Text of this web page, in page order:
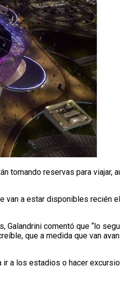
tomando reservas para
a estar disponibles recién
comentó que “lo
que a medida que van
a los estadios o hacer